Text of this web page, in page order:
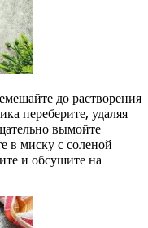
до растворения
переберите, удаляя
вымойте
в миску с соленой
и обсушите на